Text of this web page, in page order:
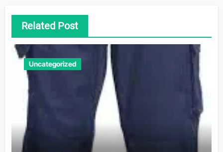
Related Post
Uncategorized